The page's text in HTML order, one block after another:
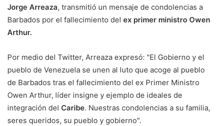
Jorge Arreaza, transmitió un mensaje de condolencias a
Barbados por el fallecimiento del ex primer ministro Owen
Arthur.
Por medio del Twitter, Arreaza expresó: "El Gobierno y el
pueblo de Venezuela se unen al luto que acoge al pueblo
de Barbados tras el fallecimiento del ex Primer Ministro
Owen Arthur, líder insigne y ejemplo de ideales de
integración del Caribe. Nuestras condolencias a su familia,
seres queridos, su pueblo y gobierno".